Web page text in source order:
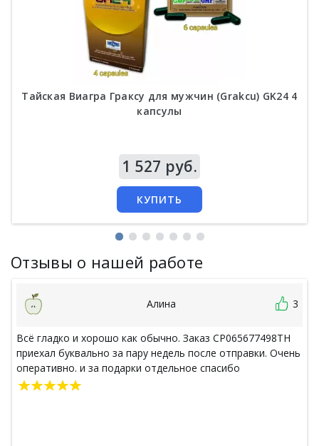
Тайская Виагра Граксу для мужчин (Grakcu) GK24 4
капсулы
1 527 руб.
КУПИТЬ
Отзывы о нашей работе
Алина 3
Всё гладко и хорошо как обычно. Заказ CP065677498TH
приехал буквально за пару недель после отправки. Очень
оперативно. и за подарки отдельное спасибо